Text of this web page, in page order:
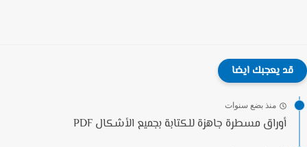
قد يعجبك ايضا
منذ بضع سنوات
أوراق مسطرة جاهزة للكتابة بجميع الأشكال PDF